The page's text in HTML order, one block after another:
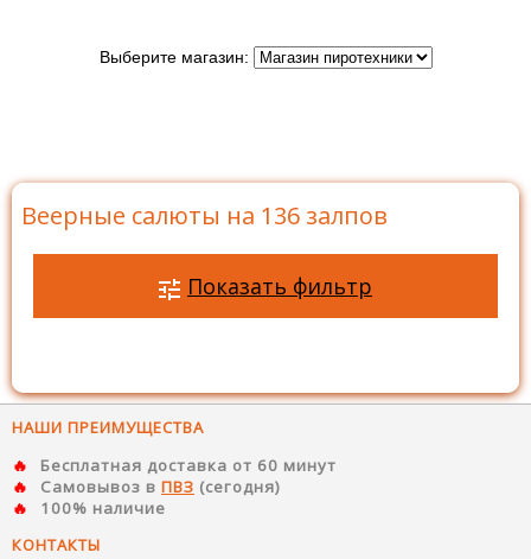
Выберите магазин:
Веерные салюты на 136 залпов
Показать фильтр
НАШИ ПРЕИМУЩЕСТВА
Бесплатная доставка от 60 минут
Самовывоз в ПВЗ (сегодня)
100% наличие
КОНТАКТЫ